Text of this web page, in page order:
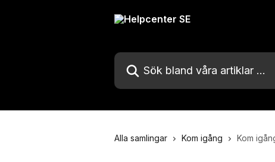
Sök bland våra artiklar …
Alla samlingar Kom igång Kom